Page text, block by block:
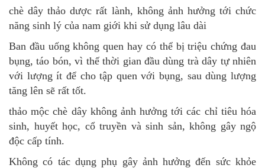
chè dây thảo dược rất lành, không ảnh hưởng tới chức
năng sinh lý của nam giới khi sử dụng lâu dài
Ban đầu uống không quen hay có thể bị triệu chứng đau
bụng, táo bón, vì thế thời gian đầu dùng trà dây tự nhiên
với lượng ít để cho tập quen với bụng, sau dùng lượng
tăng lên sẽ rất tốt.
thảo mộc chè dây không ảnh hưởng tới các chỉ tiêu hóa
sinh, huyết học, cổ truyền và sinh sản, không gây ngộ
độc cấp tính.
Không có tác dụng phụ gây ảnh hưởng đến sức khỏe